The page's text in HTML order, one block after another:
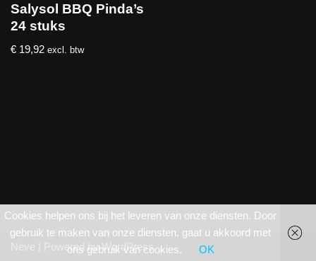
Salysol BBQ Pinda’s
24 stuks
€ 19,92 excl. btw
Neve | Powered byWordPress
Cookies helpen ons bij het leveren van onze diensten. Door
gebruik te maken van onze diensten, gaat u akkoord met
ons gebruik van cookies.
OK